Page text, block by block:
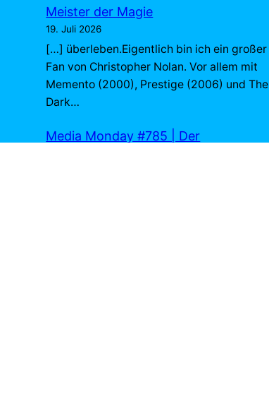
Meister der Magie
19. Juli 2026
[…] überleben.Eigentlich bin ich ein großer
Fan von Christopher Nolan. Vor allem mit
Memento (2000), Prestige (2006) und The
Dark…
Media Monday #785 | Der